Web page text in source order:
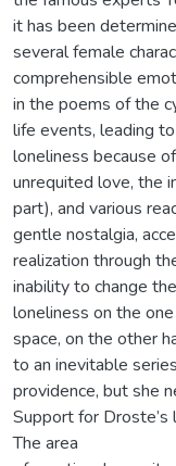
it has been
several female
comprehensible
in the poems of the
life events, leading
loneliness because
unrequited love, the
part), and various
gentle nostalgia,
realization through
inability to change
loneliness on the
space, on the other
to an inevitable
providence, but she
Support for Droste’s
The area